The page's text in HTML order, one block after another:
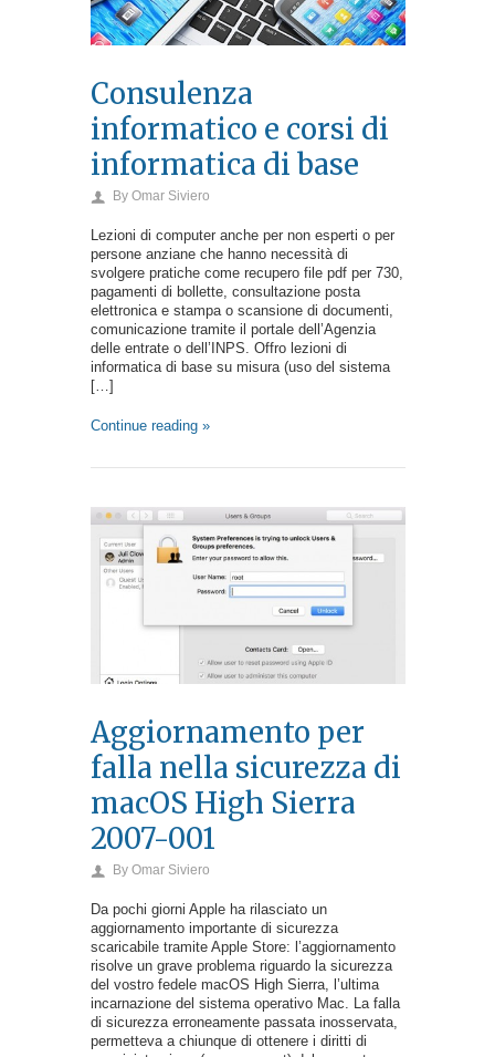
Consulenza
informatico e corsi di
informatica di base
By Omar Siviero
Lezioni di computer anche per non esperti o per
persone anziane che hanno necessità di
svolgere pratiche come recupero file pdf per 730,
pagamenti di bollette, consultazione posta
elettronica e stampa o scansione di documenti,
comunicazione tramite il portale dell’Agenzia
delle entrate o dell’INPS. Offro lezioni di
informatica di base su misura (uso del sistema
[…]
Continue reading »
Aggiornamento per
falla nella sicurezza di
macOS High Sierra
2007-001
By Omar Siviero
Da pochi giorni Apple ha rilasciato un
aggiornamento importante di sicurezza
scaricabile tramite Apple Store: l’aggiornamento
risolve un grave problema riguardo la sicurezza
del vostro fedele macOS High Sierra, l’ultima
incarnazione del sistema operativo Mac. La falla
di sicurezza erroneamente passata inosservata,
permetteva a chiunque di ottenere i diritti di